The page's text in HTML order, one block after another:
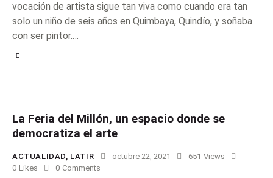
vocación de artista sigue tan viva como cuando era tan
solo un niño de seis años en Quimbaya, Quindío, y soñaba
con ser pintor.…
La Feria del Millón, un espacio donde se
democratiza el arte
ACTUALIDAD, LATIR octubre 22, 2021 651 Views
0 Likes 0 Comments